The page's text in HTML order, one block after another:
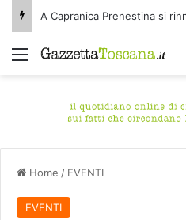
Menu
Home / EVENTI
EVENTI